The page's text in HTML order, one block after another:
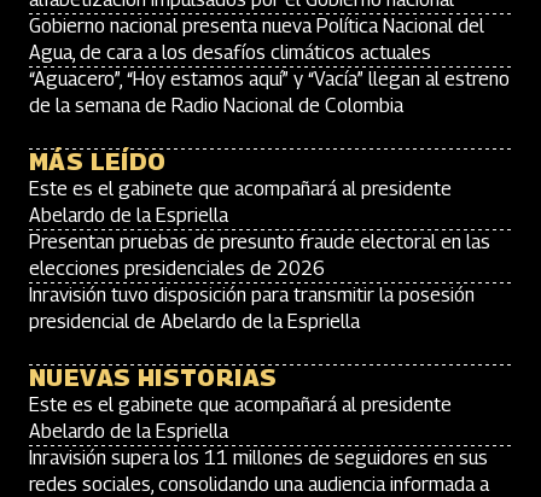
Gobierno nacional presenta nueva Política Nacional del
Agua, de cara a los desafíos climáticos actuales
“Aguacero”, “Hoy estamos aquí” y “Vacía” llegan al estreno
de la semana de Radio Nacional de Colombia
MÁS LEÍDO
Este es el gabinete que acompañará al presidente
Abelardo de la Espriella
Presentan pruebas de presunto fraude electoral en las
elecciones presidenciales de 2026
Inravisión tuvo disposición para transmitir la posesión
presidencial de Abelardo de la Espriella
NUEVAS HISTORIAS
Este es el gabinete que acompañará al presidente
Abelardo de la Espriella
Inravisión supera los 11 millones de seguidores en sus
redes sociales, consolidando una audiencia informada a